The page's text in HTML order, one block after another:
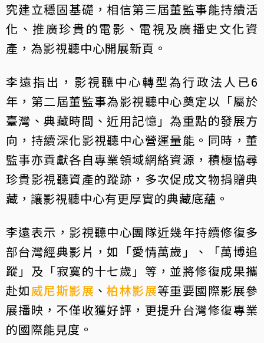
究建立穩固基礎，相信第三屆董監事能持續活
化、推廣珍貴的電影、電視及廣播史文化資
產，為影視聽中心開展新頁。
李遠指出，影視聽中心轉型為行政法人已6
年，第二屆董監事為影視聽中心奠定以「屬於
臺灣、典藏時間、近用記憶」為重點的發展方
向，持續深化影視聽中心營運量能。同時，董
監事亦貢獻各自專業領域網絡資源，積極協尋
珍貴影視聽資產的蹤跡，多次促成文物捐贈典
藏，讓影視聽中心有更厚實的典藏底蘊。
李遠表示，影視聽中心團隊近幾年持續修復多
部台灣經典影片，如「愛情萬歲」、「萬博追
蹤」及「寂寞的十七歲」等，並將修復成果攜
赴如威尼斯影展 、柏林影展等重要國際影展參
展播映，不僅收獲好評，更提升台灣修復專業
的國際能見度。